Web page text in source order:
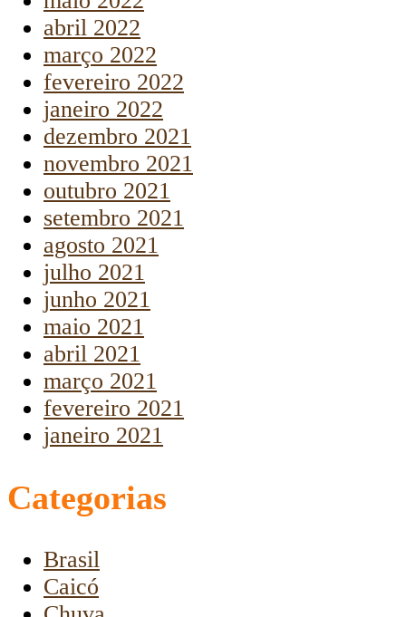
abril 2022
março 2022
fevereiro 2022
janeiro 2022
dezembro 2021
novembro 2021
outubro 2021
setembro 2021
agosto 2021
julho 2021
junho 2021
maio 2021
abril 2021
março 2021
fevereiro 2021
janeiro 2021
Categorias
Brasil
Caicó